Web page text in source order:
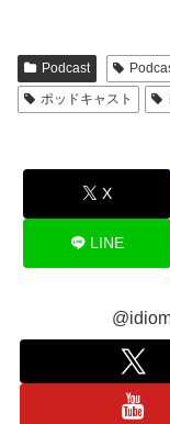
Podcast
ポッドキャスト
X
LINE